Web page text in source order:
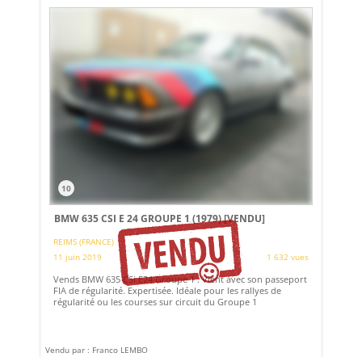
10
BMW 635 CSI E 24 GROUPE 1 (1979)[VENDU]
REIMS (FRANCE)
11 juin 2019
1 632 vues
Vends BMW 635 CSi E24 Groupe 1 . Vient avec son passeport
FIA de régularité. Expertisée. Idéale pour les rallyes de
régularité ou les courses sur circuit du Groupe 1
Vendu par : Franco LEMBO